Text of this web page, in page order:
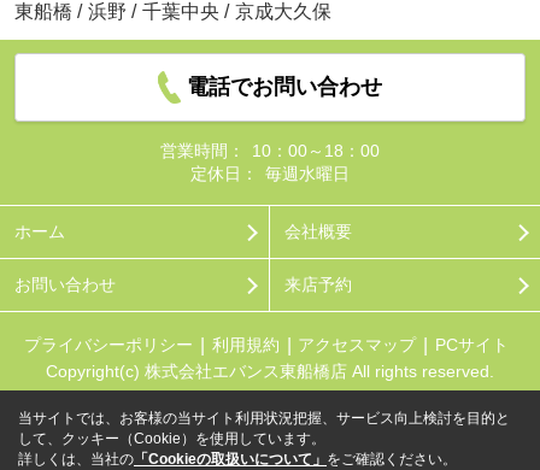
東船橋 / 浜野 / 千葉中央 / 京成大久保
電話でお問い合わせ
営業時間：
10：00～18：00
定休日：
毎週水曜日
ホーム 会社概要
お問い合わせ 来店予約
プライバシーポリシー 利用規約 アクセスマップ
PCサイト
Copyright(c) 株式会社エバンス東船橋店 All rights reserved.
当サイトでは、お客様の当サイト利用状況把握、サービス向上検討を目的と
して、クッキー（Cookie）を使用しています。
詳しくは、当社の 「Cookieの取扱いについて」 をご確認ください。